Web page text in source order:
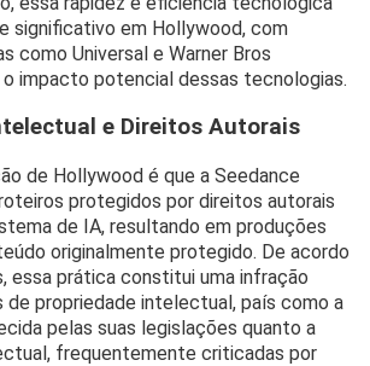
significativo em Hollywood, com
como Universal e Warner Bros
impacto potencial dessas tecnologias.
e Direitos Autorais
de Hollywood é que a Seedance
protegidos por direitos autorais
de IA, resultando em produções
originalmente protegido. De acordo
essa prática constitui uma infração
propriedade intelectual, país como a
pelas suas legislações quanto a
frequentemente criticadas por